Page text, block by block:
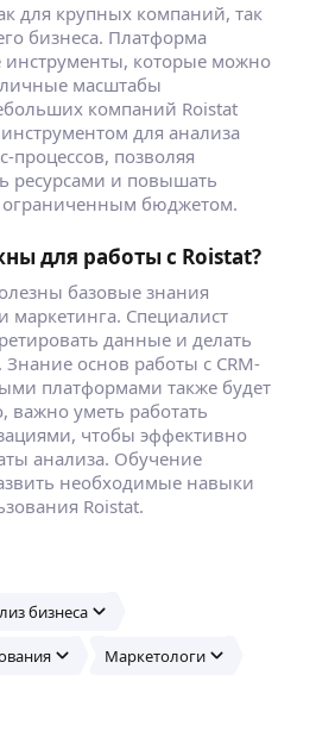
для крупных компаний, так
бизнеса. Платформа
инструменты, которые можно
масштабы
компаний Roistat
для анализа
процессов, позволяя
ресурсами и повышать
ограниченным бюджетом.
для работы с Roistat?
базовые знания
маркетинга. Специалист
данные и делать
основ работы с CRM-
платформами также будет
важно уметь работать
чтобы эффективно
анализа. Обучение
необходимые навыки
Roistat.
бизнеса
Маркетологи